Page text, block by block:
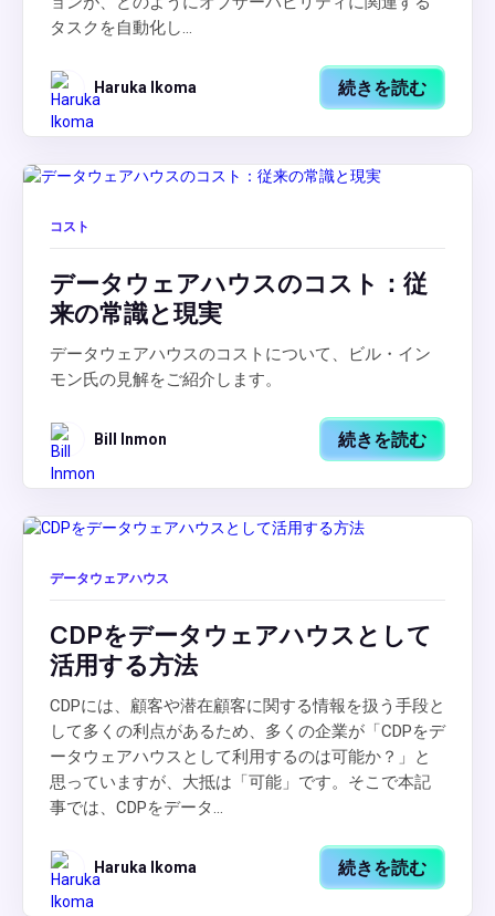
タスクを自動化し...
Haruka Ikoma 続きを読む
コスト
データウェアハウスのコスト：従
来の常識と現実
データウェアハウスのコストについて、ビル・イン
モン氏の見解をご紹介します。
Bill Inmon 続きを読む
データウェアハウス
CDPをデータウェアハウスとして
活用する方法
CDPには、顧客や潜在顧客に関する情報を扱う手段と
して多くの利点があるため、多くの企業が「CDPをデ
ータウェアハウスとして利用するのは可能か？」と
思っていますが、大抵は「可能」です。そこで本記
事では、CDPをデータ...
Haruka Ikoma 続きを読む